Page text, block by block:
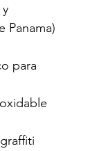
Panama)
para